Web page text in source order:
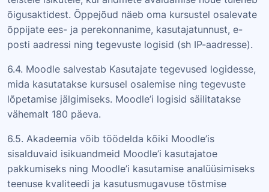
õigusaktidest. Õppejõud näeb oma kursustel osalevate
õppijate ees- ja perekonnanime, kasutajatunnust, e-
posti aadressi ning tegevuste logisid (sh IP-aadresse).
6.4. Moodle salvestab Kasutajate tegevused logidesse,
mida kasutatakse kursusel osalemise ning tegevuste
lõpetamise jälgimiseks. Moodle’i logisid säilitatakse
vähemalt 180 päeva.
6.5. Akadeemia võib töödelda kõiki Moodle’is
sisalduvaid isikuandmeid Moodle’i kasutajatoe
pakkumiseks ning Moodle’i kasutamise analüüsimiseks
teenuse kvaliteedi ja kasutusmugavuse tõstmise